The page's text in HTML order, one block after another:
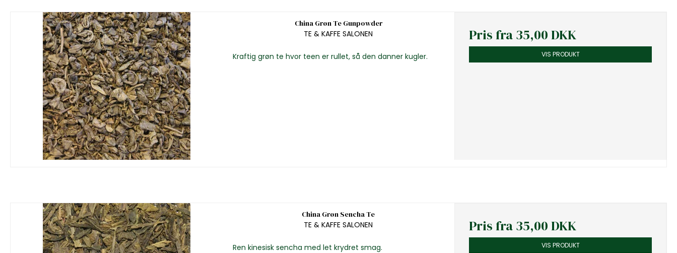
China Grøn Te Gunpowder
TE & KAFFE SALONEN
Kraftig grøn te hvor teen er rullet, så den danner kugler.
Pris fra35,00 DKK
VIS PRODUKT
China Grøn Sencha Te
TE & KAFFE SALONEN
Ren kinesisk sencha med let krydret smag.
Pris fra35,00 DKK
VIS PRODUKT